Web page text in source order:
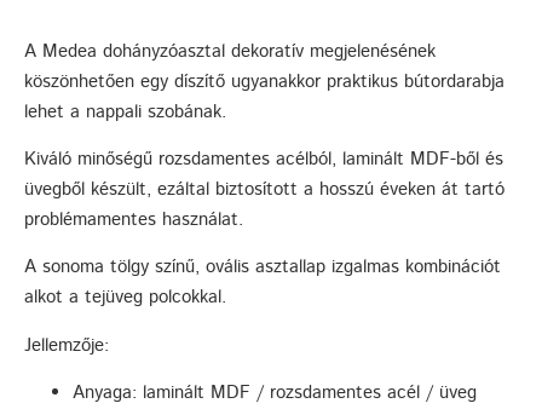
A Medea dohányzóasztal dekoratív megjelenésének
köszönhetően egy díszítő ugyanakkor praktikus bútordarabja
lehet a nappali szobának.
Kiváló minőségű rozsdamentes acélból, laminált MDF-ből és
üvegből készült, ezáltal biztosított a hosszú éveken át tartó
problémamentes használat.
A sonoma tölgy színű, ovális asztallap izgalmas kombinációt
alkot a tejüveg polcokkal.
Jellemzője:
Anyaga: laminált MDF / rozsdamentes acél / üveg